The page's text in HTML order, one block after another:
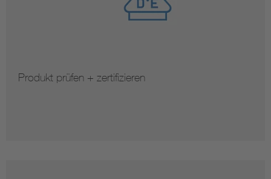
Produkt prüfen + zertifizieren